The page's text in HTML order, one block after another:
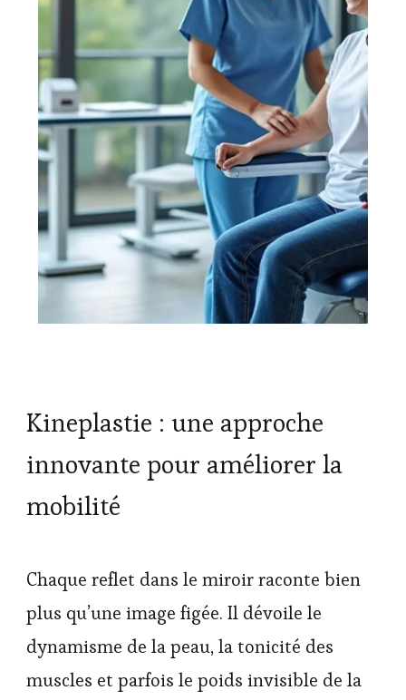
Kineplastie : une approche
innovante pour améliorer la
mobilité
Chaque reflet dans le miroir raconte bien
plus qu’une image figée. Il dévoile le
dynamisme de la peau, la tonicité des
muscles et parfois le poids invisible de la